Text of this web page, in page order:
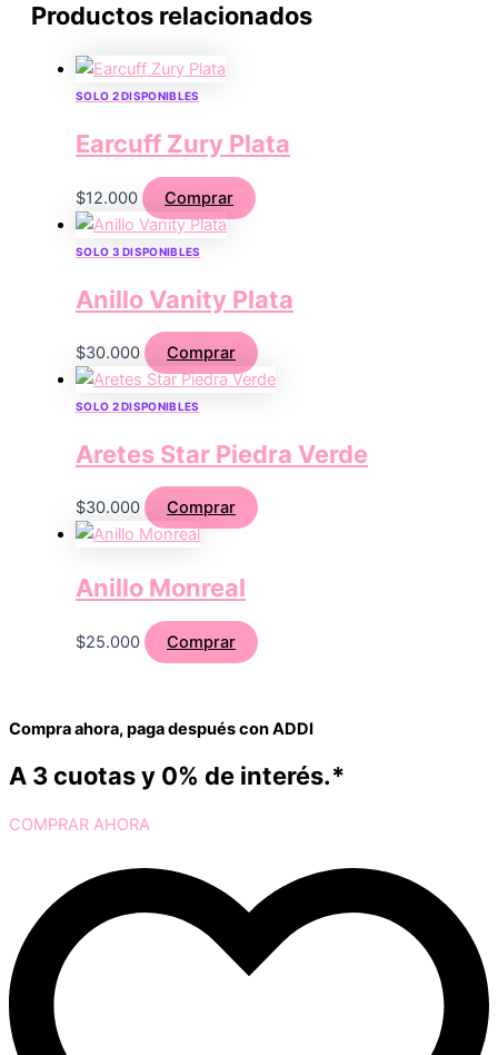
Productos relacionados
SOLO 2 DISPONIBLES
Earcuff Zury Plata
$12.000 Comprar
SOLO 3 DISPONIBLES
Anillo Vanity Plata
$30.000 Comprar
SOLO 2 DISPONIBLES
Aretes Star Piedra Verde
$30.000 Comprar
Anillo Monreal
$25.000 Comprar
Compra ahora, paga después con ADDI
A 3 cuotas y 0% de interés.*
COMPRAR AHORA